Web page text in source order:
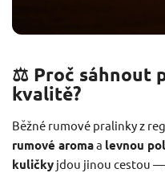
⚖️ Proč sáhnout
kvalitě?
Běžné rumové pralinky z
rumové aromaa levnou
kuličky jdou jinou cestou —